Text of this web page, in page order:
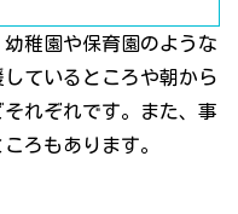
稚園や保育園のような
ているところや朝から
れぞれです。また、事
ろもあります。